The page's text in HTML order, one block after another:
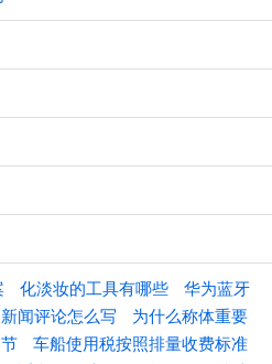
化淡妆的工具有哪些
华为蓝牙
新闻评论怎么写
为什么称体重要
车船使用税按照排量收费标准